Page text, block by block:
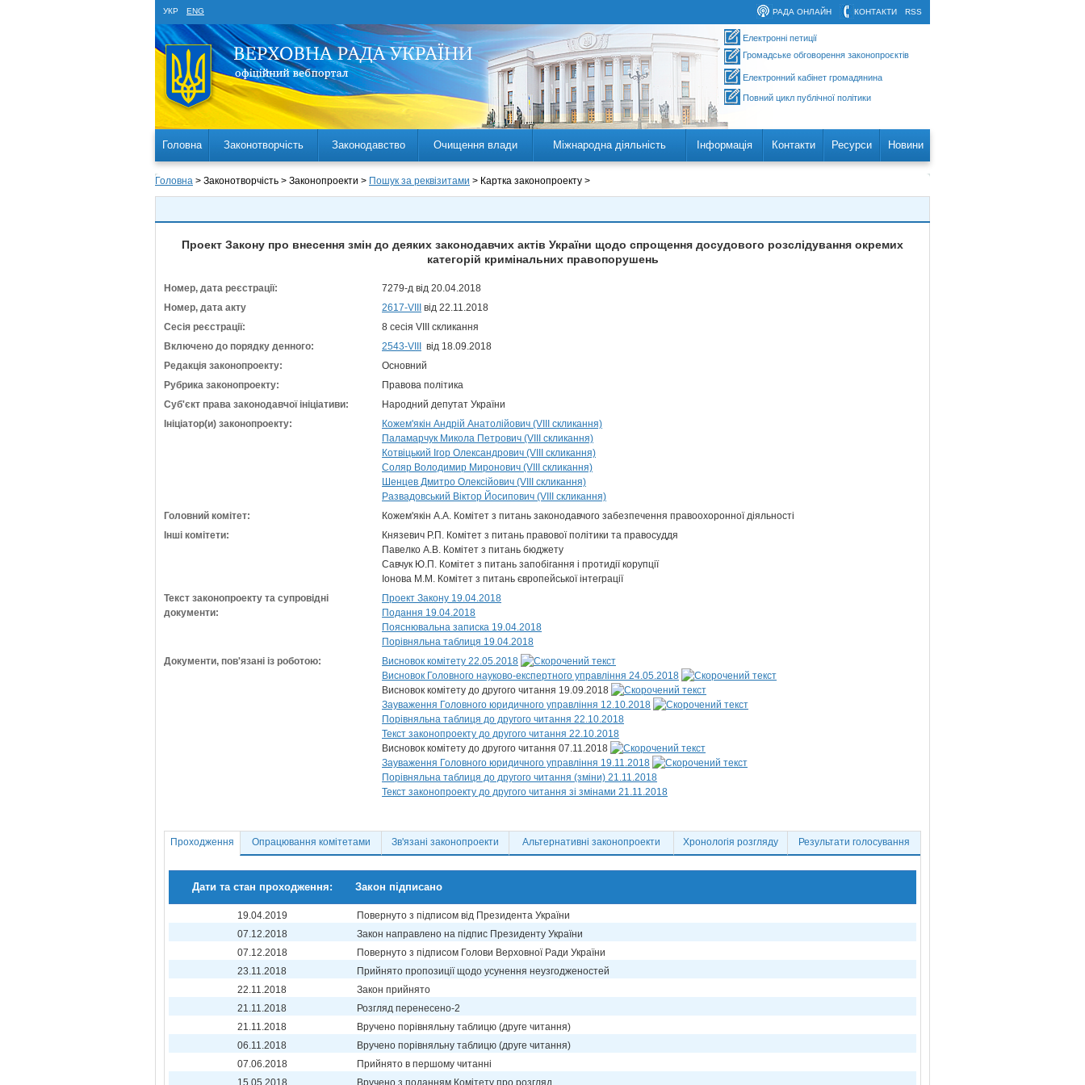
УКР ENG RSS
КОНТАКТИ
РАДА ОНЛАЙН
Електронні петиції
Громадське обговорення законопроєктів
Електронний кабінет громадянина
Повний цикл публічної політики
Головна Законотворчість Законодавство Очищення влади Міжнародна діяльність Інформація Контакти Ресурси Новини
Головна > Законотворчість > Законопроекти > Пошук за реквізитами > Картка законопроекту >
Проект Закону про внесення змін до деяких законодавчих актів України щодо спрощення досудового розслідування окремих
категорій кримінальних правопорушень
Номер, дата реєстрації:
7279-д від 20.04.2018
Номер, дата акту
2617-VIII
від 22.11.2018
Сесія реєстрації:
8 сесія VIII скликання
Включено до порядку денного:
2543-VIII
від 18.09.2018
Редакція законопроекту:
Основний
Рубрика законопроекту:
Правова політика
Суб'єкт права законодавчої ініціативи:
Народний депутат України
Ініціатор(и) законопроекту:
Кожем'якін Андрій Анатолійович (VIII скликання)
Паламарчук Микола Петрович (VIII скликання)
Котвіцький Ігор Олександрович (VIII скликання)
Соляр Володимир Миронович (VIII скликання)
Шенцев Дмитро Олексійович (VIII скликання)
Развадовський Віктор Йосипович (VIII скликання)
Головний комітет:
Кожем'якін А.А. Комітет з питань законодавчого забезпечення правоохоронної діяльності
Інші комітети:
Князевич Р.П. Комітет з питань правової політики та правосуддя
Павелко А.В. Комітет з питань бюджету
Савчук Ю.П. Комітет з питань запобігання і протидії корупції
Іонова М.М. Комітет з питань європейської інтеграції
Текст законопроекту та супровідні
документи:
Проект Закону 19.04.2018
Подання 19.04.2018
Пояснювальна записка 19.04.2018
Порівняльна таблиця 19.04.2018
Документи, пов'язані із роботою:
Висновок комітету 22.05.2018
Висновок Головного науково-експертного управління 24.05.2018
Висновок комітету до другого читання 19.09.2018
Зауваження Головного юридичного управління 12.10.2018
Порівняльна таблиця до другого читання 22.10.2018
Текст законопроекту до другого читання 22.10.2018
Висновок комітету до другого читання 07.11.2018
Зауваження Головного юридичного управління 19.11.2018
Порівняльна таблиця до другого читання (зміни) 21.11.2018
Текст законопроекту до другого читання зі змінами 21.11.2018
Проходження Опрацювання комітетами Зв'язані законопроекти Альтернативні законопроекти Хронологія розгляду Результати голосування
Дати та стан проходження: Закон підписано
19.04.2019
Повернуто з підписом від Президента України
07.12.2018
Закон направлено на підпис Президенту України
07.12.2018
Повернуто з підписом Голови Верховної Ради України
23.11.2018
Прийнято пропозиції щодо усунення неузгодженостей
22.11.2018
Закон прийнято
21.11.2018
Розгляд перенесено-2
21.11.2018
Вручено порівняльну таблицю (друге читання)
06.11.2018
Вручено порівняльну таблицю (друге читання)
07.06.2018
Прийнято в першому читанні
15.05.2018
Вручено з поданням Комітету про розгляд